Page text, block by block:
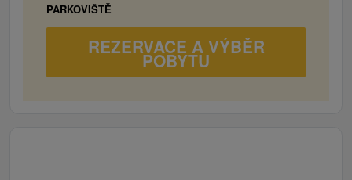
PARKOVIŠTĚ
REZERVACE A VÝBĚR
POBYTU